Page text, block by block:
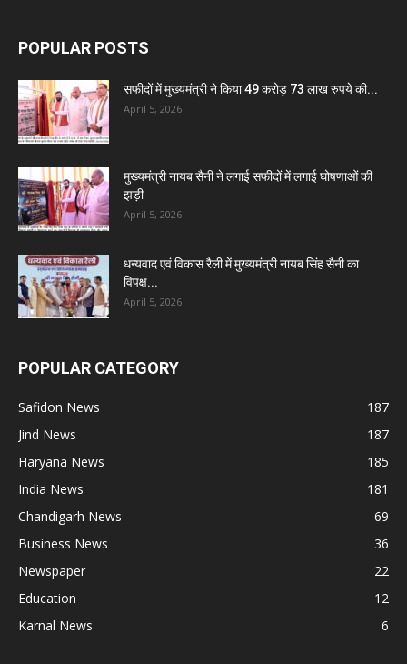
POPULAR POSTS
सफीदों में मुख्यमंत्री ने किया 49 करोड़ 73 लाख रुपये की...
April 5, 2026
मुख्यमंत्री नायब सैनी ने लगाई सफीदों में लगाई घोषणाओं की
झड़ी
April 5, 2026
धन्यवाद एवं विकास रैली में मुख्यमंत्री नायब सिंह सैनी का
विपक्ष...
April 5, 2026
POPULAR CATEGORY
Safidon News
187
Jind News
187
Haryana News
185
India News
181
Chandigarh News
69
Business News
36
Newspaper
22
Education
12
Karnal News
6